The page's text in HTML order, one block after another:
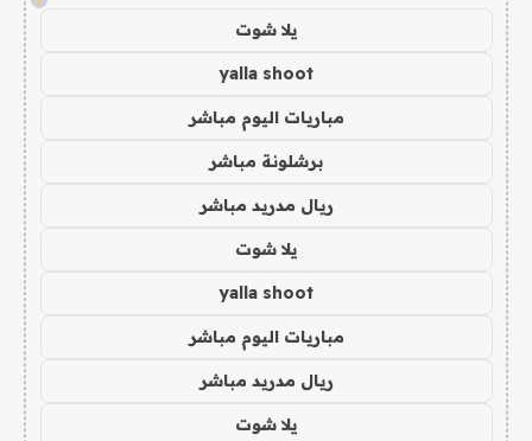
يلا شوت
yalla shoot
مباريات اليوم مباشر
برشلونة مباشر
ريال مدريد مباشر
يلا شوت
yalla shoot
مباريات اليوم مباشر
ريال مدريد مباشر
يلا شوت